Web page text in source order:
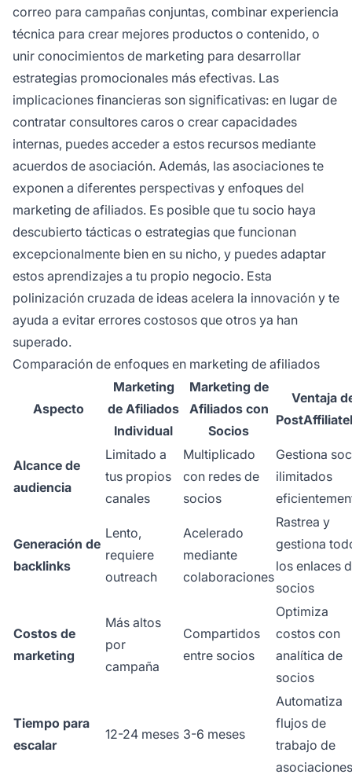
correo para campañas conjuntas, combinar experiencia
técnica para crear mejores productos o contenido, o
unir conocimientos de marketing para desarrollar
estrategias promocionales más efectivas. Las
implicaciones financieras son significativas: en lugar de
contratar consultores caros o crear capacidades
internas, puedes acceder a estos recursos mediante
acuerdos de asociación. Además, las asociaciones te
exponen a diferentes perspectivas y enfoques del
marketing de afiliados. Es posible que tu socio haya
descubierto tácticas o estrategias que funcionan
excepcionalmente bien en su nicho, y puedes adaptar
estos aprendizajes a tu propio negocio. Esta
polinización cruzada de ideas acelera la innovación y te
ayuda a evitar errores costosos que otros ya han
superado.
Comparación de enfoques en marketing de afiliados
Aspecto
Marketing
de Afiliados
Individual
Marketing de
Afiliados con
Socios
Ventaja
Alcance de
audiencia
Limitado a
tus propios
canales
Multiplicado
con redes de
socios
Gestiona
ilimitados
Generación de
backlinks
Lento,
requiere
outreach
Acelerado
mediante
colaboraciones
Rastrea y
gestiona
los enlaces
socios
Costos de
marketing
Más altos
por
campaña
Compartidos
entre socios
Optimiza
costos con
analítica de
socios
Tiempo para
escalar
12-24 meses 3-6 meses
Automatiza
flujos de
trabajo de
asociaciones